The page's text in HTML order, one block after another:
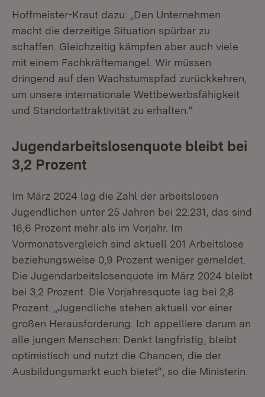
Hoffmeister-Kraut dazu: „Den Unternehmen
macht die derzeitige Situation spürbar zu
schaffen. Gleichzeitig kämpfen aber auch viele
mit einem Fachkräftemangel. Wir müssen
dringend auf den Wachstumspfad zurückkehren,
um unsere internationale Wettbewerbsfähigkeit
und Standortattraktivität zu erhalten.“
Jugendarbeitslosenquote bleibt bei
3,2 Prozent
Im März 2024 lag die Zahl der arbeitslosen
Jugendlichen unter 25 Jahren bei 22.231, das sind
16,6 Prozent mehr als im Vorjahr. Im
Vormonatsvergleich sind aktuell 201 Arbeitslose
beziehungsweise 0,9 Prozent weniger gemeldet.
Die Jugendarbeitslosenquote im März 2024 bleibt
bei 3,2 Prozent. Die Vorjahresquote lag bei 2,8
Prozent. „Jugendliche stehen aktuell vor einer
großen Herausforderung. Ich appelliere darum an
alle jungen Menschen: Denkt langfristig, bleibt
optimistisch und nutzt die Chancen, die der
Ausbildungsmarkt euch bietet“, so die Ministerin.